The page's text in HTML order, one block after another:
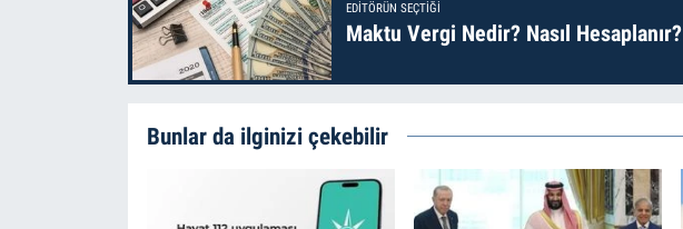
EDITÖRÜN SEÇTIĞI
Maktu Vergi Nedir? Nasıl Hesaplanır?
Bunlar da ilginizi çekebilir